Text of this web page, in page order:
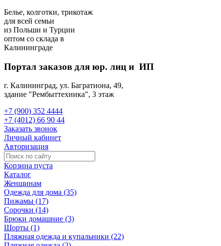
Белье, колготки, трикотаж
для всей семьи
из Польши и Турции
оптом со склада в
Калининграде
Портал заказов для юр. лиц и ИП
г. Калининград, ул. Багратиона, 49,
здание "Рембыттехника", 3 этаж
+7 (900) 352 4444
+7 (4012) 66 90 44
Заказать звонок
Личный кабинет
Авторизация
Корзина пуста
Каталог
Женщинам
Одежда для дома (35)
Пижамы (17)
Сорочки (14)
Брюки домашние (3)
Шорты (1)
Пляжная одежда и купальники (22)